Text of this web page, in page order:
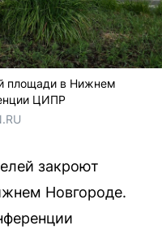
площади в Нижнем
ЦИПР
закроют
Новгороде.